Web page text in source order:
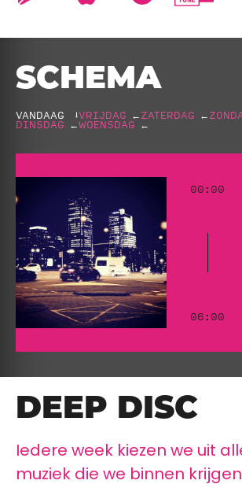
SCHEMA
VANDAAG ←VRIJDAG ←ZATERDAG ←
DINSDAG ←WOENSDAG ←
00:00
06:00
DEEP DISC
Iedere week kiezen we uit
muziek die we binnen